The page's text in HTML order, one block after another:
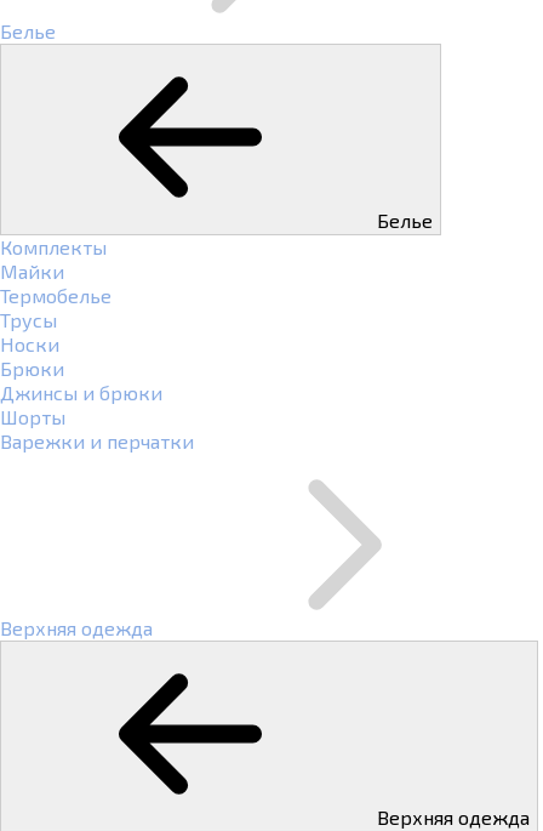
Белье
Белье
Комплекты
Майки
Термобелье
Трусы
Носки
Брюки
Джинсы и брюки
Шорты
Варежки и перчатки
Верхняя одежда
Верхняя одежда